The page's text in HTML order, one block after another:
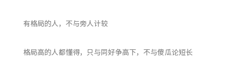
有格局的人，不与旁人计较
格局高的人都懂得，只与同好争高下，不与傻瓜论短长